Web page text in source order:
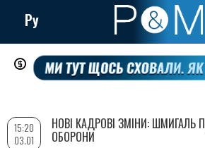
Перейти
до
вмісту
Ру
15:20
03.01
НОВІ КАДРОВІ ЗМІНИ: ШМИГАЛЬ
ОБОРОНИ